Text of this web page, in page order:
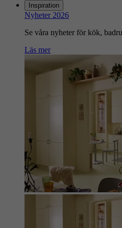
Inspiration
Nyheter 2026
Se våra nyheter för kök,
Läs mer